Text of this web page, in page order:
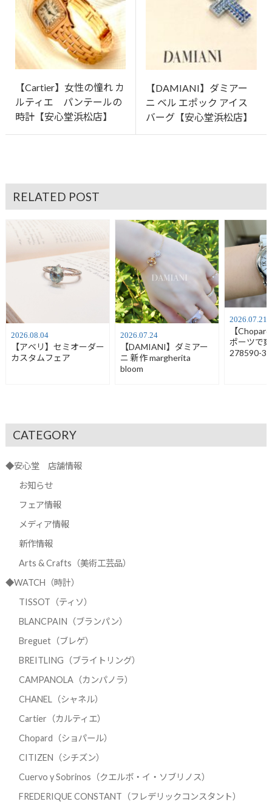
【Cartier】女性の憧れ カ
ルティエ パンテールの
時計【安心堂浜松店】
【DAMIANI】ダミアー
ニ ベル エポック アイス
バーグ【安心堂浜松店】
RELATED POST
2026.08.04
【アベリ】セミオーダー
カスタムフェア
2026.07.24
【DAMIANI】ダミアー
ニ 新作 margherita
bloom
2026.07.21
【
ポーツで
278590-
CATEGORY
◆安心堂 店舗情報
お知らせ
フェア情報
メディア情報
新作情報
Arts & Crafts（美術工芸品）
◆WATCH（時計）
TISSOT（ティソ）
BLANCPAIN（ブランパン）
Breguet（ブレゲ）
BREITLING（ブライトリング）
CAMPANOLA（カンパノラ）
CHANEL（シャネル）
Cartier（カルティエ）
Chopard（ショパール）
CITIZEN（シチズン）
Cuervo y Sobrinos（クエルボ・イ・ソブリノス）
FREDERIQUE CONSTANT（フレデリックコンスタント）